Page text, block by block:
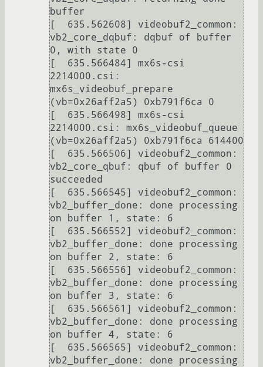
buffer
[  635.562608] videobuf2_common:
vb2_core_dqbuf: dqbuf of buffer
0, with state 0
[  635.566484] mx6s-csi
2214000.csi:
mx6s_videobuf_prepare
(vb=0x26aff2a5) 0xb791f6ca 0
[  635.566498] mx6s-csi
2214000.csi: mx6s_videobuf_queue
(vb=0x26aff2a5) 0xb791f6ca 614400
[  635.566506] videobuf2_common:
vb2_core_qbuf: qbuf of buffer 0
succeeded
[  635.566545] videobuf2_common:
vb2_buffer_done: done processing
on buffer 1, state: 6
[  635.566552] videobuf2_common:
vb2_buffer_done: done processing
on buffer 2, state: 6
[  635.566556] videobuf2_common:
vb2_buffer_done: done processing
on buffer 3, state: 6
[  635.566561] videobuf2_common:
vb2_buffer_done: done processing
on buffer 4, state: 6
[  635.566565] videobuf2_common:
vb2_buffer_done: done processing